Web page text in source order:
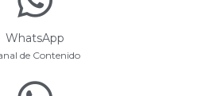
WhatsApp
de Contenido